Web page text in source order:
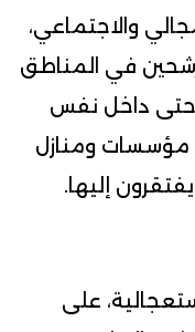
والاجتماعي،
في المناطق
حتى داخل نفس
مؤسسات ومنازل
إليها.
على